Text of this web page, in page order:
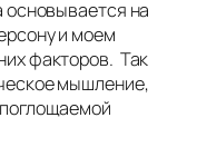
основывается на
и моем
факторов. Так
мышление,